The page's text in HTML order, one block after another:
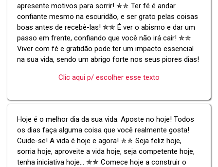
apresente motivos para sorrir! ✯✯ Ter fé é andar
confiante mesmo na escuridão, e ser grato pelas coisas
boas antes de recebê-las! ✯✯ É ver o abismo e dar um
passo em frente, confiando que você não irá cair! ✯✯
Viver com fé e gratidão pode ter um impacto essencial
na sua vida, sendo um abrigo forte nos seus piores dias!
Clic aqui p/ escolher esse texto
Hoje é o melhor dia da sua vida. Aposte no hoje! Todos
os dias faça alguma coisa que você realmente gosta!
Cuide-se! A vida é hoje e agora! ✯✯ Seja feliz hoje,
sorria hoje, aproveite a vida hoje, seja competente hoje,
tenha iniciativa hoje... ✯✯ Comece hoje a construir o